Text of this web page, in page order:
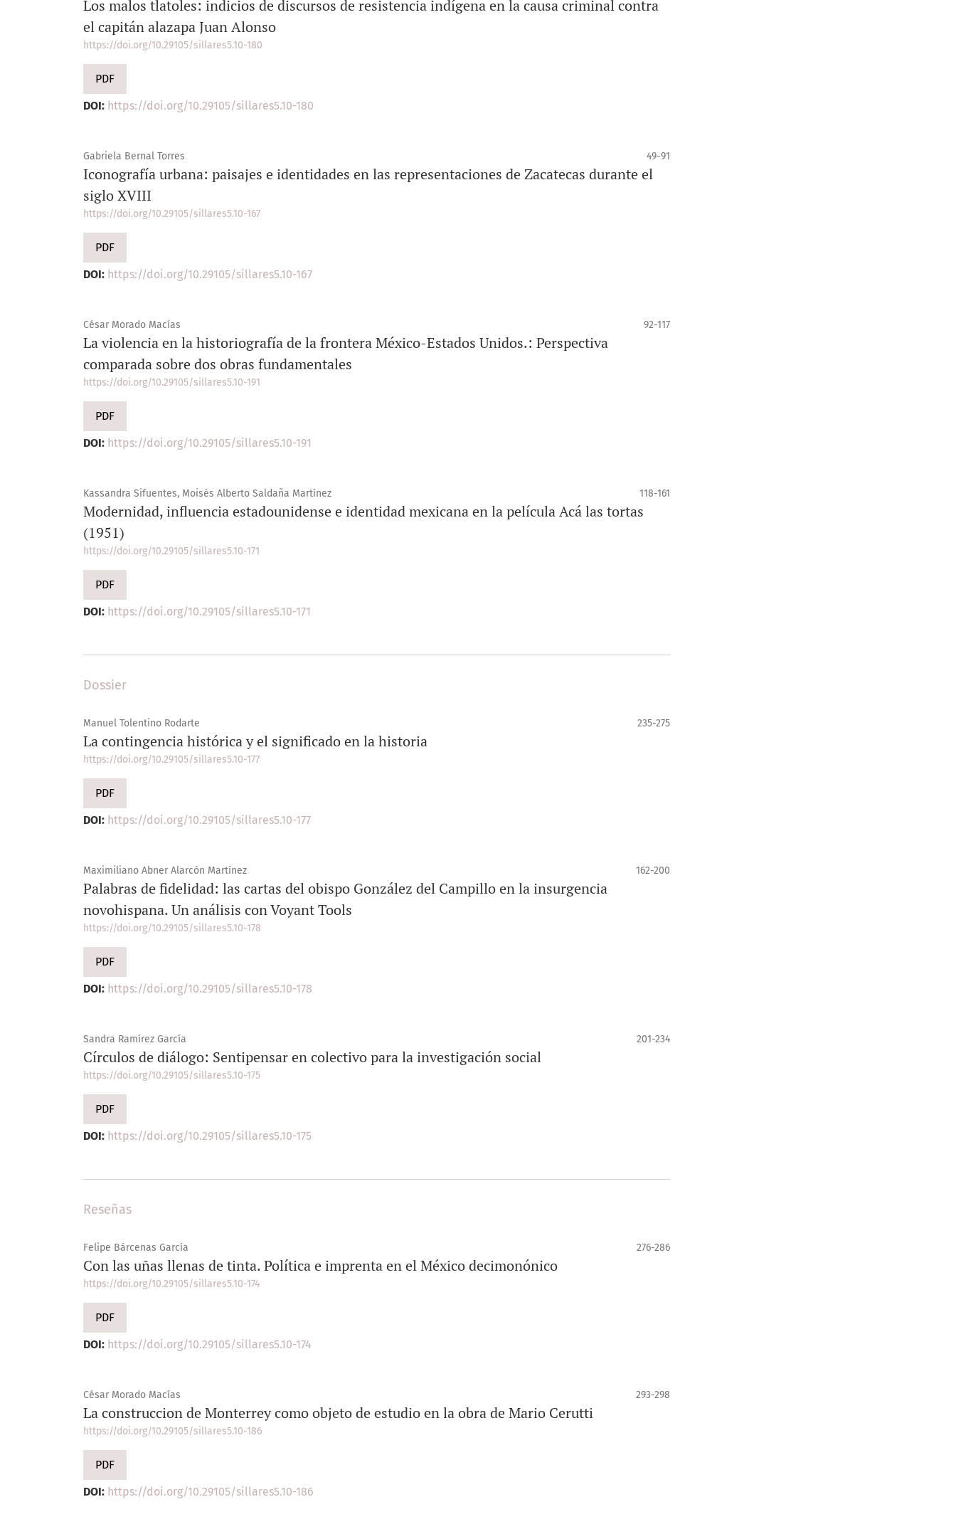
Los malos tlatoles: indicios de discursos de resistencia indígena en la causa criminal contra
el capitán alazapa Juan Alonso
https://doi.org/10.29105/sillares5.10-180
PDF
DOI: https://doi.org/10.29105/sillares5.10-180
Gabriela Bernal Torres 49-91
Iconografía urbana: paisajes e identidades en las representaciones de Zacatecas durante el
siglo XVIII
https://doi.org/10.29105/sillares5.10-167
PDF
DOI: https://doi.org/10.29105/sillares5.10-167
César Morado Macías 92-117
La violencia en la historiografía de la frontera México-Estados Unidos.: Perspectiva
comparada sobre dos obras fundamentales
https://doi.org/10.29105/sillares5.10-191
PDF
DOI: https://doi.org/10.29105/sillares5.10-191
Kassandra Sifuentes, Moisés Alberto Saldaña Martínez 118-161
Modernidad, influencia estadounidense e identidad mexicana en la película Acá las tortas
(1951)
https://doi.org/10.29105/sillares5.10-171
PDF
DOI: https://doi.org/10.29105/sillares5.10-171
Dossier
Manuel Tolentino Rodarte 235-275
La contingencia histórica y el significado en la historia
https://doi.org/10.29105/sillares5.10-177
PDF
DOI: https://doi.org/10.29105/sillares5.10-177
Maximiliano Abner Alarcón Martínez 162-200
Palabras de fidelidad: las cartas del obispo González del Campillo en la insurgencia
novohispana. Un análisis con Voyant Tools
https://doi.org/10.29105/sillares5.10-178
PDF
DOI: https://doi.org/10.29105/sillares5.10-178
Sandra Ramírez García 201-234
Círculos de diálogo: Sentipensar en colectivo para la investigación social
https://doi.org/10.29105/sillares5.10-175
PDF
DOI: https://doi.org/10.29105/sillares5.10-175
Reseñas
Felipe Bárcenas García 276-286
Con las uñas llenas de tinta. Política e imprenta en el México decimonónico
https://doi.org/10.29105/sillares5.10-174
PDF
DOI: https://doi.org/10.29105/sillares5.10-174
César Morado Macías 293-298
La construccion de Monterrey como objeto de estudio en la obra de Mario Cerutti
https://doi.org/10.29105/sillares5.10-186
PDF
DOI: https://doi.org/10.29105/sillares5.10-186